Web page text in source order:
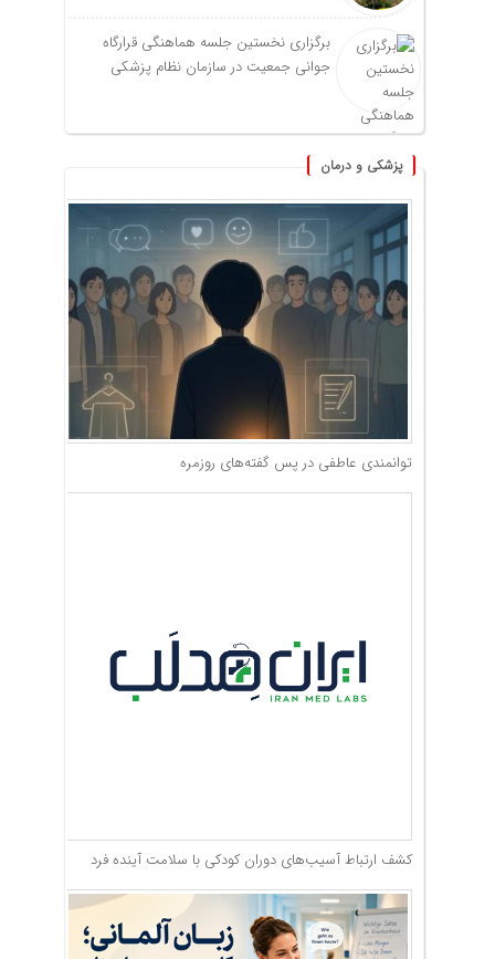
برگزاری نخستین جلسه هماهنگی قرارگاه
جوانی جمعیت در سازمان نظام پزشکی
پزشکی و درمان
توانمندی عاطفی در پس گفته‌های روزمره
کشف ارتباط آسیب‌های دوران کودکی با سلامت آینده فرد